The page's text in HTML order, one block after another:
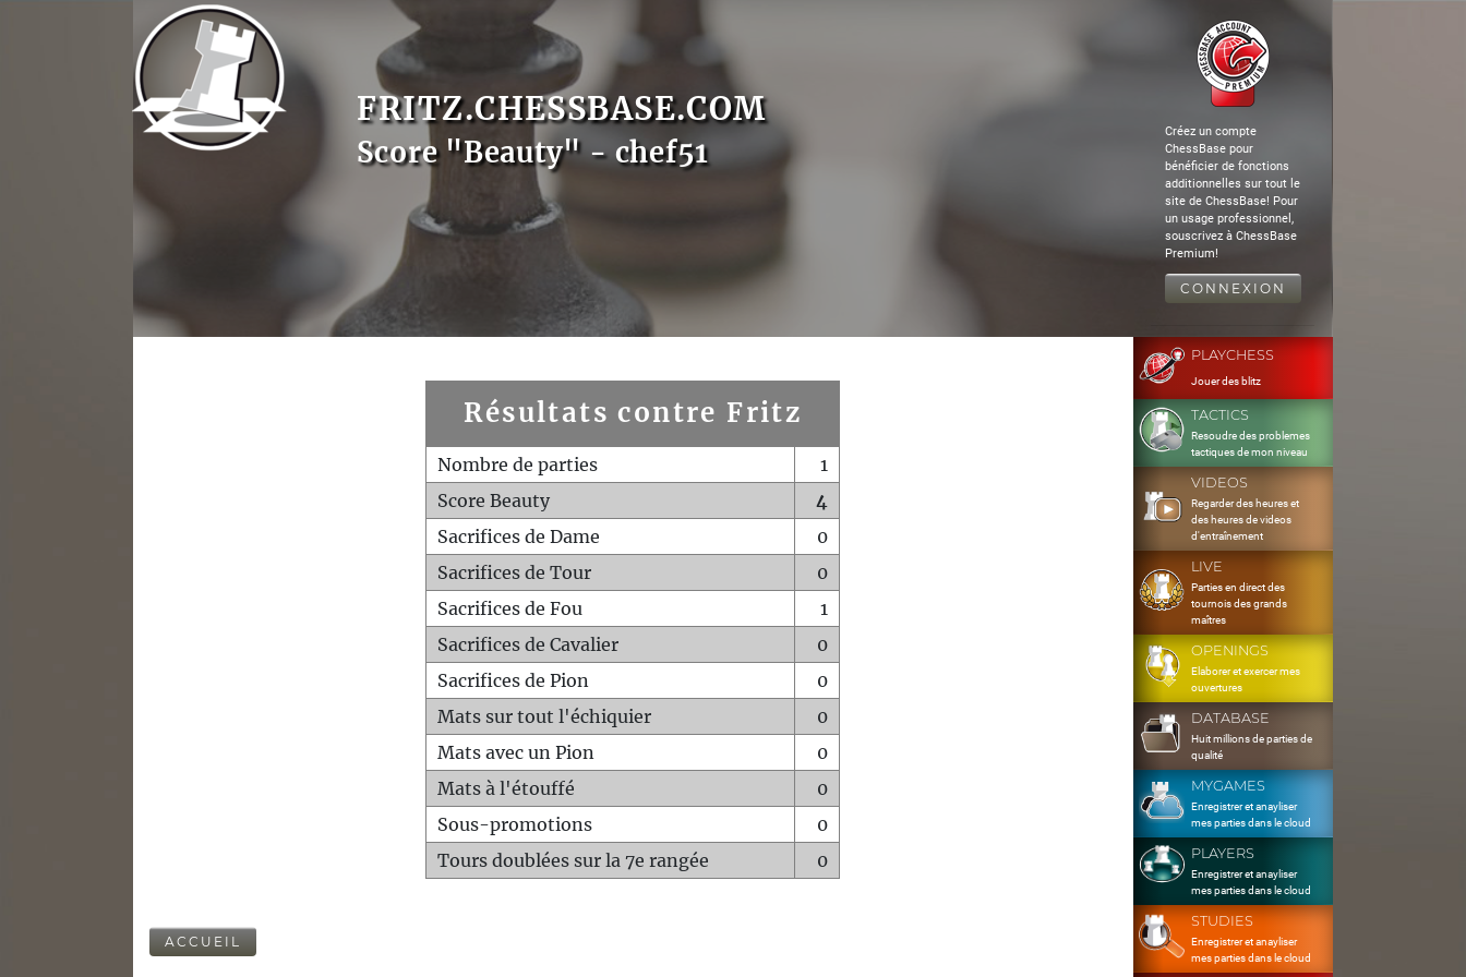
FRITZ.CHESSBASE.COM
Score "Beauty" - chef51
Créez un compte
ChessBase pour
bénéficier de fonctions
additionnelles sur tout le
site de ChessBase! Pour
un usage professionnel,
souscrivez à ChessBase
Premium!
CONNEXION
Résultats contre Fritz
Nombre de parties
1
Score Beauty
4
Sacrifices de Dame
0
Sacrifices de Tour
0
Sacrifices de Fou
1
Sacrifices de Cavalier
0
Sacrifices de Pion
0
Mats sur tout l'échiquier
0
Mats avec un Pion
0
Mats à l'étouffé
0
Sous-promotions
0
Tours doublées sur la 7e rangée
0
ACCUEIL
PLAYCHESS
Jouer des blitz
TACTICS
Resoudre des problemes
tactiques de mon niveau
VIDEOS
Regarder des heures et
des heures de videos
d'entraînement
LIVE
Parties en direct des
tournois des grands
maîtres
OPENINGS
Elaborer et exercer mes
ouvertures
DATABASE
Huit millions de parties de
qualité
MYGAMES
Enregistrer et anayliser
mes parties dans le cloud
PLAYERS
Enregistrer et anayliser
mes parties dans le cloud
STUDIES
Enregistrer et anayliser
mes parties dans le cloud